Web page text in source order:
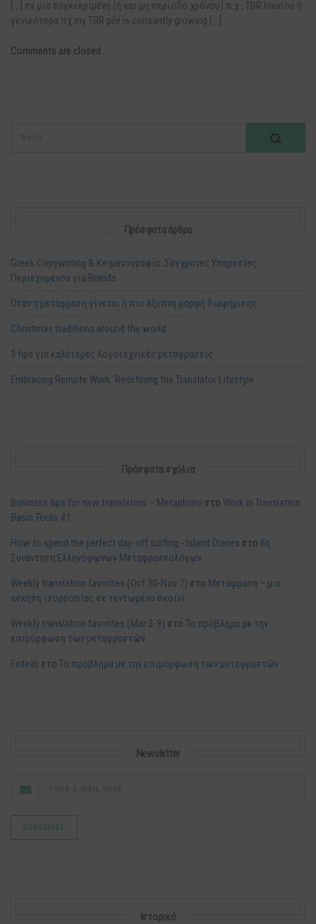
[…] σε μια συγκεκριμένη (ή και μη περίοδο χρόνου) π.χ., ΤBR Ιουνίου ή
γενικότερα πχ my TBR pile is consantly growing […]
Comments are closed.
Πρόσφατα άρθρα
Greek Copywriting & Κειμενογραφία: Σύγχρονες Υπηρεσίες
Περιεχομένου για Brands
Όταν η μετάφραση γίνεται η πιο έξυπνη μορφή διαφήμισης
Christmas traditions around the world
3 tips για καλύτερες λογοτεχνικές μεταφράσεις
Embracing Remote Work: Redefining the Translator Lifestyle
Πρόσφατα σχόλια
Business tips for new translators – Metaphrasi στο Work in Translation
Basic Tools #1
How to spend the perfect day-off surfing - Island Diaries στο 6η
Συνάντηση Ελληνόφωνων Μεταφρασεολόγων
Weekly translation favorites (Oct 30-Nov 7) στο Μετάφραση – μια
άσκηση ισορροπίας σε τεντωμένο σκοινί
Weekly translation favorites (Mar 3-9) στο Το πρόβλημα με την
επιμόρφωση των μεταφραστών
Foteini στο Το πρόβλημα με την επιμόρφωση των μεταφραστών
Newsletter
Ιστορικό